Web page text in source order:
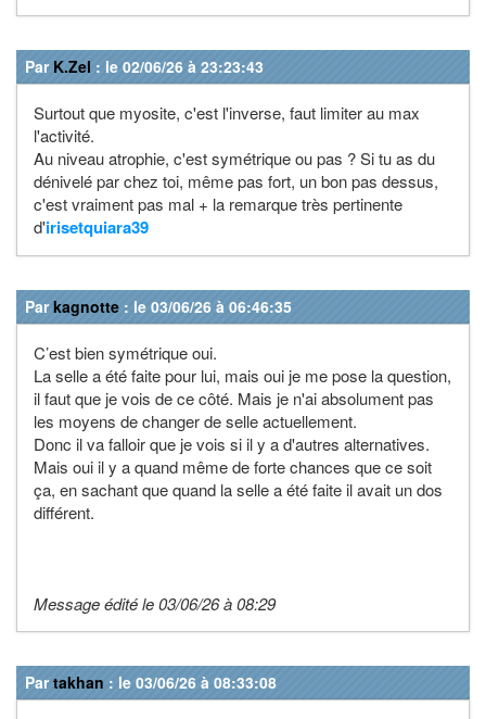
Par K.Zel : le 02/06/26 à 23:23:43
Surtout que myosite, c'est l'inverse, faut limiter au max
l'activité.
Au niveau atrophie, c'est symétrique ou pas ? Si tu as du
dénivelé par chez toi, même pas fort, un bon pas dessus,
c'est vraiment pas mal + la remarque très pertinente
d'irisetquiara39
Parkagnotte : le 03/06/26 à 06:46:35
C’est bien symétrique oui.
La selle a été faite pour lui, mais oui je me pose la question,
il faut que je vois de ce côté. Mais je n'ai absolument pas
les moyens de changer de selle actuellement.
Donc il va falloir que je vois si il y a d'autres alternatives.
Mais oui il y a quand même de forte chances que ce soit
ça, en sachant que quand la selle a été faite il avait un dos
différent.
Message édité le 03/06/26 à 08:29
Partakhan : le 03/06/26 à 08:33:08